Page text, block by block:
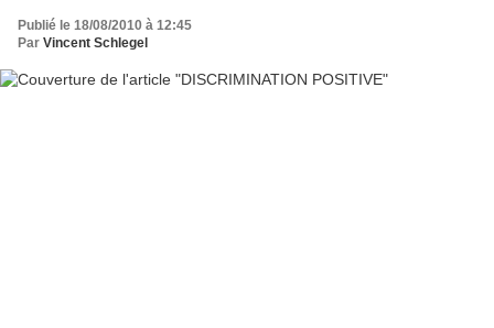
Publié le 18/08/2010 à 12:45
Par Vincent Schlegel